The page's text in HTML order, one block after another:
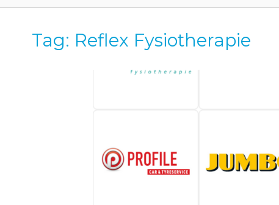
Tag: Reflex Fysiotherapie